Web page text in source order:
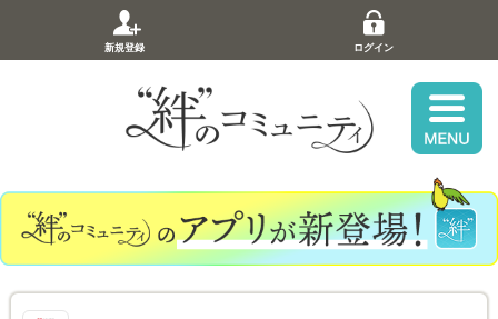
新規登録 ログイン